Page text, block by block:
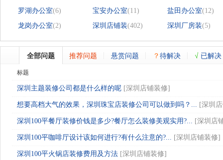
罗湖办公室(6) 宝安办公室(11) 盐田办公室(12)
龙岗办公室(2) 深圳店铺装(402) 深圳厂房装(5)
全部问题 推荐问题 悬赏问题 ？待解决 √ 已解决
标题
深圳主题装修公司都是什么样的呢 [深圳店铺装修]
想要高档大气的效果，深圳珠宝店装修公司可以做到吗？... [深圳
深圳100平餐厅装修价钱是多少?餐厅怎么装修美观实用?... [深圳店
深圳100平咖啡厅设计该如何进行?有什么注意的?... [深圳店铺装修]
深圳100平火锅店装修费用及方法 [深圳店铺装修]